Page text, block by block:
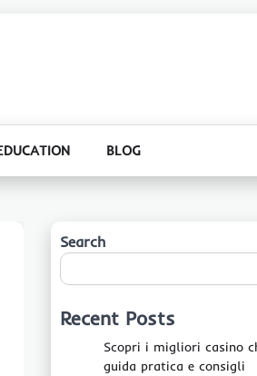
BLOG
Search
Recent Posts
Scopri i migliori casino
guida pratica e consigli